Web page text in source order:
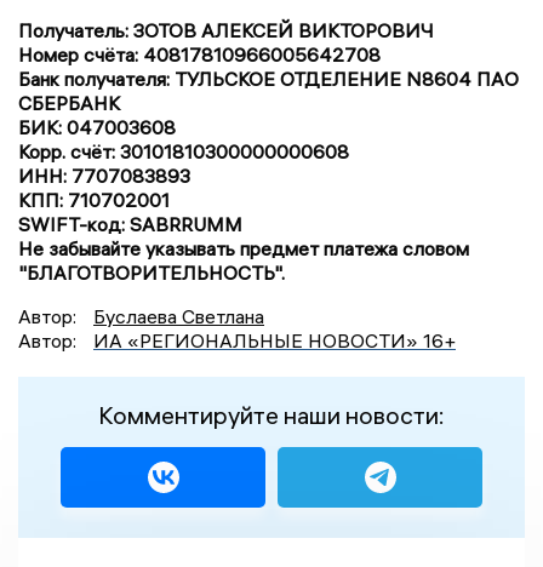
Получатель: ЗОТОВ АЛЕКСЕЙ ВИКТОРОВИЧ
Номер счёта: 40817810966005642708
Банк получателя: ТУЛЬСКОЕ ОТДЕЛЕНИЕ N8604 ПАО
СБЕРБАНК
БИК: 047003608
Корр. счёт: 30101810300000000608
ИНН: 7707083893
КПП: 710702001
SWIFT-код: SABRRUMM
Не забывайте указывать предмет платежа словом
"БЛАГОТВОРИТЕЛЬНОСТЬ".
Автор:
Буслаева Светлана
Автор:
ИА «РЕГИОНАЛЬНЫЕ НОВОСТИ» 16+
Комментируйте наши новости: